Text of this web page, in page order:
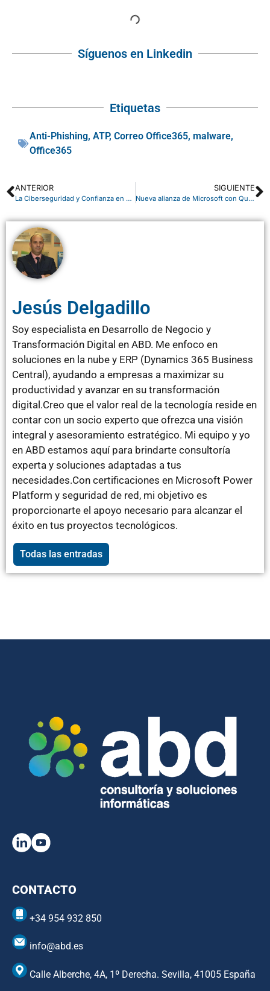
Síguenos en Linkedin
Etiquetas
Anti-Phishing, ATP, Correo Office365, malware,
Office365
ANTERIOR
La Ciberseguridad y Confianza en nuestros hogares
SIGUIENTE
Nueva alianza de Microsoft con Qualcomm para el desarrollo de IoT
Jesús Delgadillo
Soy especialista en Desarrollo de Negocio y
Transformación Digital en ABD. Me enfoco en
soluciones en la nube y ERP (Dynamics 365 Business
Central), ayudando a empresas a maximizar su
productividad y avanzar en su transformación
digital.Creo que el valor real de la tecnología reside en
contar con un socio experto que ofrezca una visión
integral y asesoramiento estratégico. Mi equipo y yo
en ABD estamos aquí para brindarte consultoría
experta y soluciones adaptadas a tus
necesidades.Con certificaciones en Microsoft Power
Platform y seguridad de red, mi objetivo es
proporcionarte el apoyo necesario para alcanzar el
éxito en tus proyectos tecnológicos.
Todas las entradas
CONTACTO
+34 954 932 850
info@abd.es
Calle Alberche, 4A, 1º Derecha. Sevilla, 41005 España